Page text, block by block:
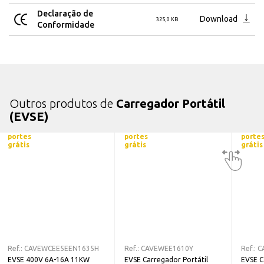
Conetor Veículo: Tipo 2
Grau de proteção: IP67
Proteção Diferencial Tipo B (DC 6mA integrado)
Dimensões Carrehador: 195 x 91 x 49mm
Declaração de
Conformidade
325,0 KB Download
Outros produtos de Carregador Portátil
(EVSE)
portes
grátis
Ref.: CAVEWCEE5EEN1635H
EVSE 400V 6A-16A 11KW
portes
grátis
Ref.: CAVEWEE1610Y
EVSE Carregador Portátil
portes
grátis
Ref.:
EVSE